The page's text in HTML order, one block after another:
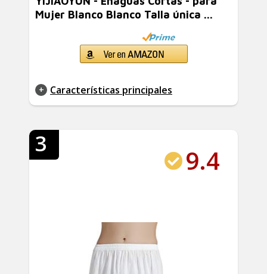
Mujer Blanco Blanco Talla única ...
Características principales
3
9.4